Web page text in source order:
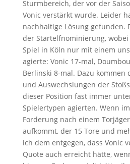
Sturmbereich, der vor der
Vonic verstärkt wurde. Leider
nachhaltige Lösung gefunden.
der Startelfnominierung, wobei
Spiel in Köln nur mit einem
agierte: Vonic 17-mal,
Berlinski 8-mal. Dazu kommen
und Auswechslungen der
dieser Position fast immer
Spielertypen agierten. Wenn
Forderung nach einem
aufkommt, der 15 Tore und
ich dem entgegen, dass Vonic
Quote auch erreicht hätte,